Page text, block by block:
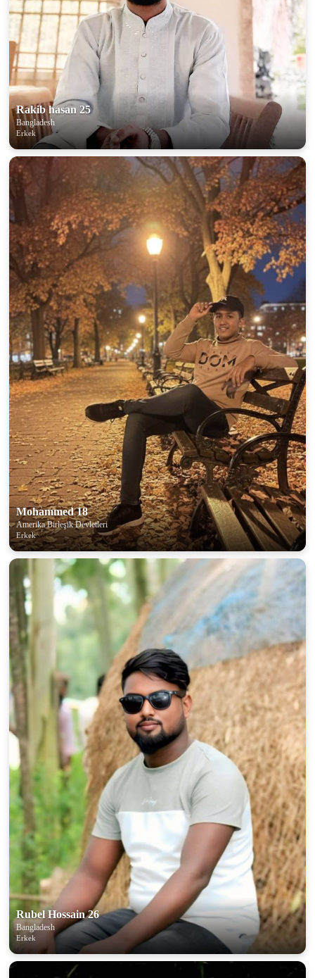
Rakib hasan 25
Bangladesh
Erkek
Mohammed 18
Amerika Birleşik Devletleri
Erkek
Rubel Hossain 26
Bangladesh
Erkek